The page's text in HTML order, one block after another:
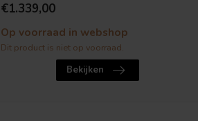
€1.339,00
Op voorraad in webshop
Dit product is niet op voorraad.
Bekijken